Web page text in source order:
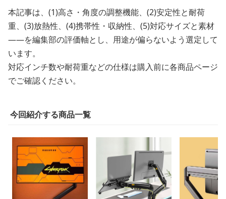
本記事は、(1)高さ・角度の調整機能、(2)安定性と耐荷
重、(3)放熱性、(4)携帯性・収納性、(5)対応サイズと素材
——を編集部の評価軸とし、用途が偏らないよう選定して
います。
対応インチ数や耐荷重などの仕様は購入前に各商品ページ
でご確認ください。
今回紹介する商品一覧